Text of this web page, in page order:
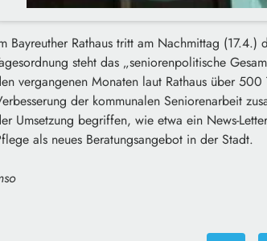
Bayreuther Rathaus tritt am Nachmittag (17.4.)
steht das „seniorenpolitische
vergangenen Monaten laut Rathaus über
der kommunalen Seniorenarbeit
Umsetzung begriffen, wie etwa ein News-
als neues Beratungsangebot in der Stadt.